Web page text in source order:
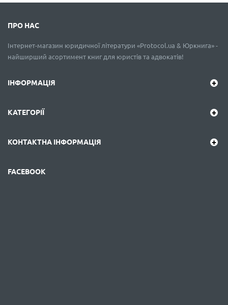
ПРО НАС
Інтернет-магазин юридичної літератури «Protocol.ua & Юркнига» -
найширший асортимент книг для юристів та адвокатів!
ІНФОРМАЦІЯ
КАТЕГОРІЇ
КОНТАКТНА ІНФОРМАЦІЯ
FACEBOOK